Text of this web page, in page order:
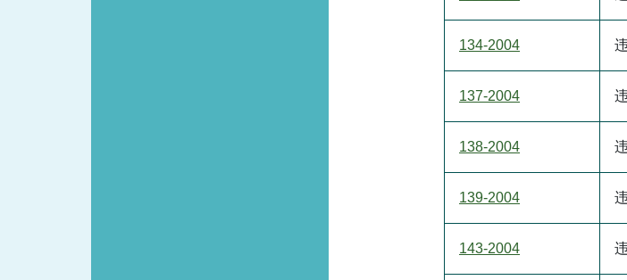
134-2004
137-2004
138-2004
139-2004
143-2004